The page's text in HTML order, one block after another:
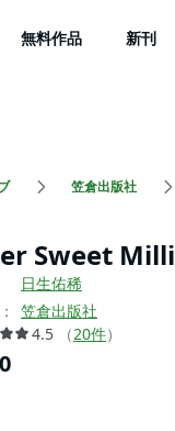
無料作品 新刊
笠倉出版社
Sweet
日生佑稀
笠倉出版社
4.5
（20件）